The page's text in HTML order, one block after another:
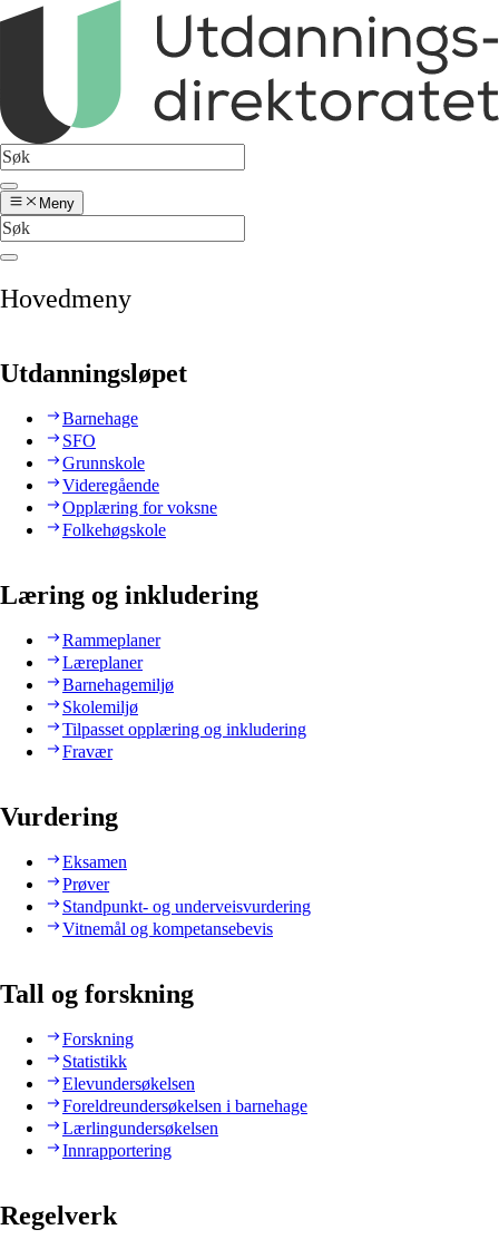
Meny
Hovedmeny
Utdanningsløpet
Barnehage
SFO
Grunnskole
Videregående
Opplæring for voksne
Folkehøgskole
Læring og inkludering
Rammeplaner
Læreplaner
Barnehagemiljø
Skolemiljø
Tilpasset opplæring og inkludering
Fravær
Vurdering
Eksamen
Prøver
Standpunkt- og underveisvurdering
Vitnemål og kompetansebevis
Tall og forskning
Forskning
Statistikk
Elevundersøkelsen
Foreldreundersøkelsen i barnehage
Lærlingundersøkelsen
Innrapportering
Regelverk